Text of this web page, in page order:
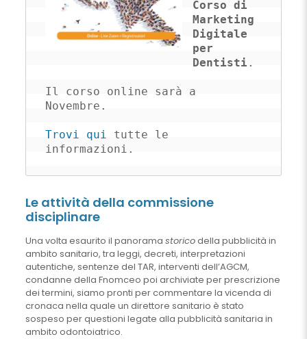
Corso di
Marketing
Digitale
per
Dentisti .
Il corso online sarà a
Novembre.
Trovi qui
tutte le
informazioni.
Le attività della commissione
disciplinare
Una volta esaurito il panorama storicodella pubblicità in
ambito sanitario, tra leggi, decreti, interpretazioni
autentiche, sentenze del TAR, interventi dell’AGCM,
condanne della Fnomceo poi archiviate per prescrizione
dei termini, siamo pronti per commentare la vicenda di
cronaca nella quale un direttore sanitario è stato
sospeso per questioni legate alla pubblicità sanitaria in
ambito odontoiatrico.